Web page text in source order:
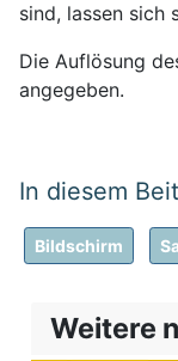
sind, lassen sich
Die Auflösung
angegeben.
Bildschirm
Weitere